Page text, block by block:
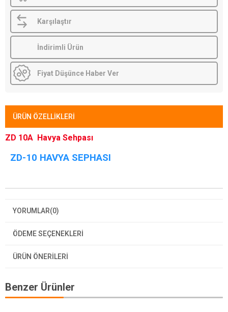
Karşılaştır
İndirimli Ürün
Fiyat Düşünce Haber Ver
ÜRÜN ÖZELLIKLERI
ZD 10A Havya Sehpası
ZD-10 HAVYA SEPHASI
YORUMLAR(0)
ÖDEME SEÇENEKLERI
ÜRÜN ÖNERILERI
Benzer Ürünler